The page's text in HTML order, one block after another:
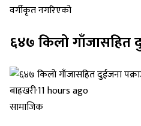
वर्गीकृत नगरिएको
६४७ किलो गाँजासहित
बाह्रखरी·11 hours ago
सामाजिक